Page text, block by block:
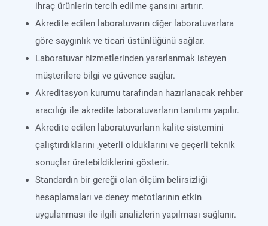
ihraç ürünlerin tercih edilme şansını artırır.
Akredite edilen laboratuvarın diğer laboratuvarlara
göre saygınlık ve ticari üstünlüğünü sağlar.
Laboratuvar hizmetlerinden yararlanmak isteyen
müşterilere bilgi ve güvence sağlar.
Akreditasyon kurumu tarafından hazırlanacak rehber
aracılığı ile akredite laboratuvarların tanıtımı yapılır.
Akredite edilen laboratuvarların kalite sistemini
çalıştırdıklarını ,yeterli olduklarını ve geçerli teknik
sonuçlar üretebildiklerini gösterir.
Standardın bir gereği olan ölçüm belirsizliği
hesaplamaları ve deney metotlarının etkin
uygulanması ile ilgili analizlerin yapılması sağlanır.